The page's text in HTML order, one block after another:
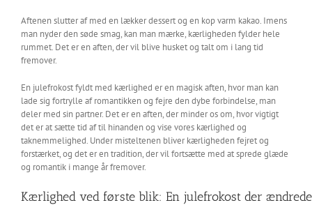
Aftenen slutter af med en lækker dessert og en kop varm kakao. Imens
man nyder den søde smag, kan man mærke, kærligheden fylder hele
rummet. Det er en aften, der vil blive husket og talt om i lang tid
fremover.
En julefrokost fyldt med kærlighed er en magisk aften, hvor man kan
lade sig fortrylle af romantikken og fejre den dybe forbindelse, man
deler med sin partner. Det er en aften, der minder os om, hvor vigtigt
det er at sætte tid af til hinanden og vise vores kærlighed og
taknemmelighed. Under misteltenen bliver kærligheden fejret og
forstærket, og det er en tradition, der vil fortsætte med at sprede glæde
og romantik i mange år fremover.
Kærlighed ved første blik: En julefrokost der